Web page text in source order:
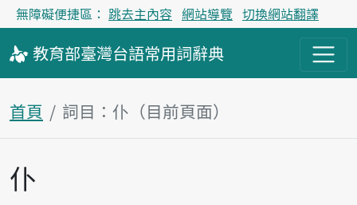
無障礙便捷區： 跳去主內容 網站導覽 切換網站翻譯
教育部臺灣台語常用詞辭典
首頁 詞目：仆（目前頁面）
主內容區塊
仆